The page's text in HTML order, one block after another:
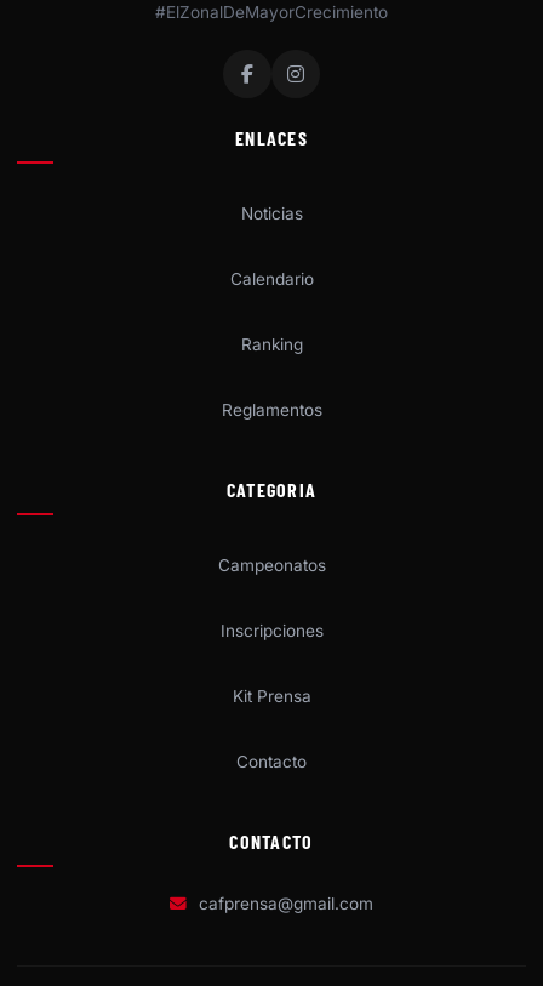
#ElZonalDeMayorCrecimiento
ENLACES
Noticias
Calendario
Ranking
Reglamentos
CATEGORIA
Campeonatos
Inscripciones
Kit Prensa
Contacto
CONTACTO
cafprensa@gmail.com